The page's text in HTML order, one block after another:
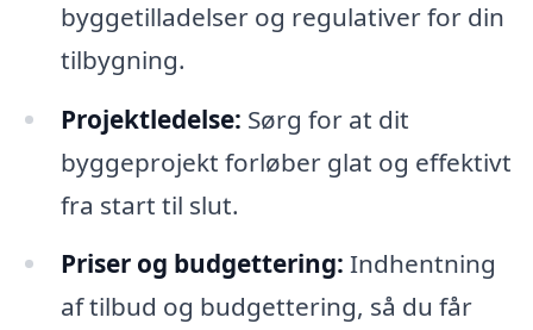
byggetilladelser og regulativer for din
tilbygning.
Projektledelse: Sørg for at dit
byggeprojekt forløber glat og effektivt
fra start til slut.
Priser og budgettering: Indhentning
af tilbud og budgettering, så du får